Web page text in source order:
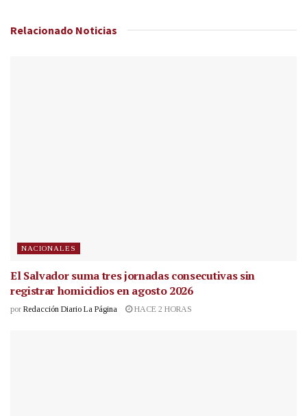
Relacionado Noticias
NACIONALES
El Salvador suma tres jornadas consecutivas sin
registrar homicidios en agosto 2026
por Redacción Diario La Página HACE 2 HORAS